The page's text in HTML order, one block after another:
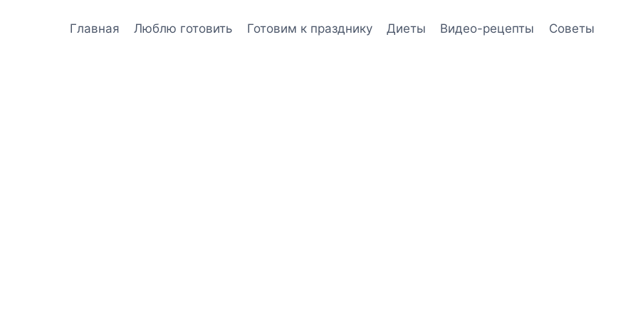
Главная Люблю готовить Готовим к празднику Диеты Видео-рецепты Советы